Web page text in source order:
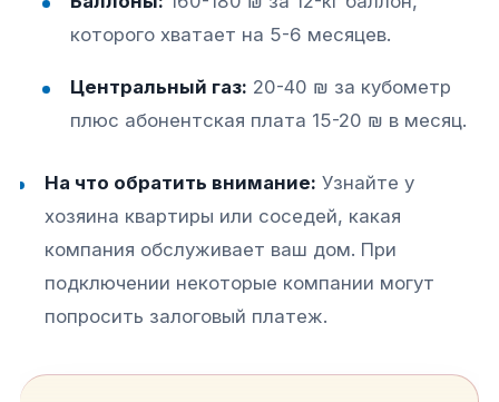
которого хватает на 5-6 месяцев.
Центральный газ: 20-40 ₪ за кубометр
плюс абонентская плата 15-20 ₪ в месяц.
На что обратить внимание: Узнайте у
хозяина квартиры или соседей, какая
компания обслуживает ваш дом. При
подключении некоторые компании могут
попросить залоговый платеж.